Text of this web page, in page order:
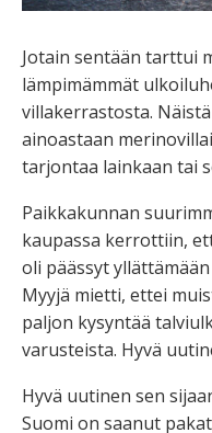
Jotain sentään tarttui
lämpimämmät
villakerrastosta.
ainoastaan
tarjontaa lainkaan tai
Paikkakunnan
kaupassa kerrottiin,
oli päässyt
Myyjä mietti, ettei
paljon kysyntää
varusteista. Hyvä
Hyvä uutinen sen
Suomi on saanut